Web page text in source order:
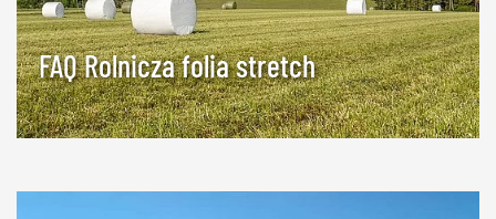
FAQ Rolnicza folia stretch